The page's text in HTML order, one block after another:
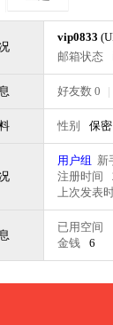
vip0833
邮箱状态
好友数 0 |
性别 保密
用户组 新
注册时间
上次发表
已用空间
金钱
6